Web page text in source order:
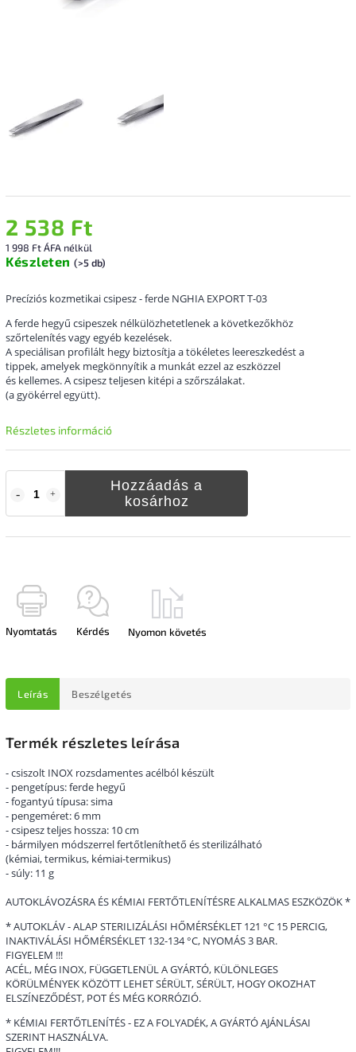
2 538 Ft
1 998 Ft ÁFA nélkül
Készleten (>5 db)
Hozzáadás a
kosárhoz
Precíziós kozmetikai csipesz - ferde NGHIA EXPORT T-03
A ferde hegyű csipeszek nélkülözhetetlenek a következőkhöz
szőrtelenítés vagy egyéb kezelések.
A speciálisan profilált hegy biztosítja a tökéletes leereszkedést a
tippek, amelyek megkönnyítik a munkát ezzel az eszközzel
és kellemes. A csipesz teljesen kitépi a szőrszálakat.
(a gyökérrel együtt).
Részletes információ
Nyomtatás Kérdés Nyomon követés
Leírás Beszélgetés
Termék részletes leírása
- csiszolt INOX rozsdamentes acélból készült
- pengetípus: ferde hegyű
- fogantyú típusa: sima
- pengeméret: 6 mm
- csipesz teljes hossza: 10 cm
- bármilyen módszerrel fertőtleníthető és sterilizálható
(kémiai, termikus, kémiai-termikus)
- súly: 11 g
AUTOKLÁVOZÁSRA ÉS KÉMIAI FERTŐTLENÍTÉSRE ALKALMAS ESZKÖZÖK *
* AUTOKLÁV - ALAP STERILIZÁLÁSI HŐMÉRSÉKLET 121 °C 15 PERCIG,
INAKTIVÁLÁSI HŐMÉRSÉKLET 132-134 °C, NYOMÁS 3 BAR.
FIGYELEM !!!
ACÉL, MÉG INOX, FÜGGETLENÜL A GYÁRTÓ, KÜLÖNLEGES
KÖRÜLMÉNYEK KÖZÖTT LEHET SÉRÜLT, SÉRÜLT, HOGY OKOZHAT
ELSZÍNEZŐDÉST, POT ÉS MÉG KORRÓZIÓ.
* KÉMIAI FERTŐTLENÍTÉS - EZ A FOLYADÉK, A GYÁRTÓ AJÁNLÁSAI
SZERINT HASZNÁLVA.